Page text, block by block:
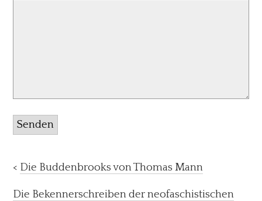
Senden
< Die Buddenbrooks von Thomas Mann
Die Bekennerschreiben der neofaschistischen